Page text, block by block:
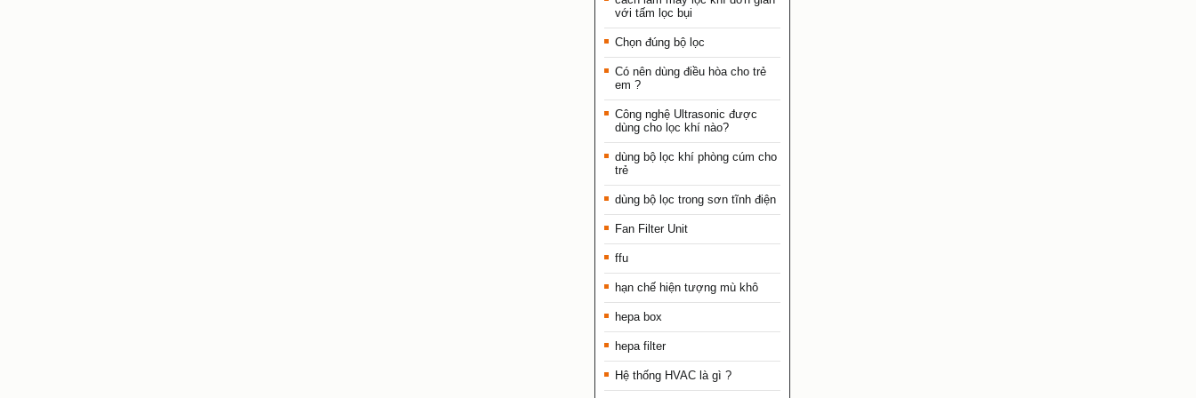
với tấm lọc bụi
Chọn đúng bộ lọc
Có nên dùng điều hòa cho trẻ
em ?
Công nghệ Ultrasonic được
dùng cho lọc khí nào?
dùng bộ lọc khí phòng cúm cho
trẻ
dùng bộ lọc trong sơn tĩnh điện
Fan Filter Unit
ffu
hạn chế hiện tượng mù khô
hepa box
hepa filter
Hệ thống HVAC là gì ?